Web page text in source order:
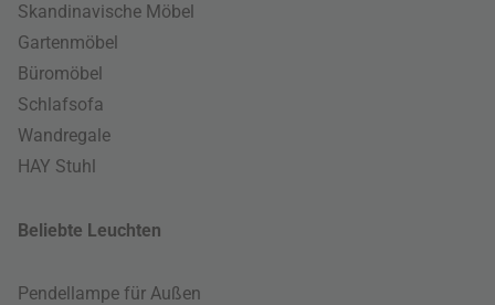
Skandinavische Möbel
Gartenmöbel
Büromöbel
Schlafsofa
Wandregale
HAY Stuhl
Beliebte Leuchten
Pendellampe für Außen